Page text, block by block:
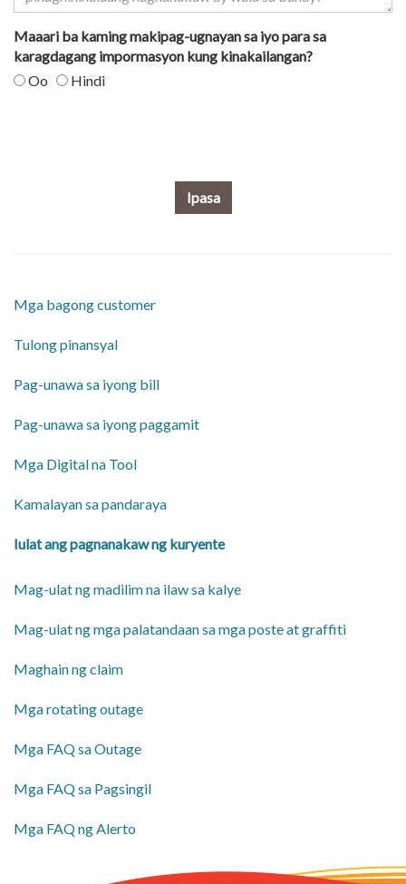
Maaari ba kaming makipag-ugnayan sa iyo para sa
karagdagang impormasyon kung kinakailangan?
Oo
Hindi
Ipasa
Mga bagong customer
Tulong pinansyal
Pag-unawa sa iyong bill
Pag-unawa sa iyong paggamit
Mga Digital na Tool
Kamalayan sa pandaraya
Iulat ang pagnanakaw ng kuryente
Mag-ulat ng madilim na ilaw sa kalye
Mag-ulat ng mga palatandaan sa mga poste at graffiti
Maghain ng claim
Mga rotating outage
​Mga FAQ sa Outage
Mga FAQ sa Pagsingil
Mga FAQ ng Alerto